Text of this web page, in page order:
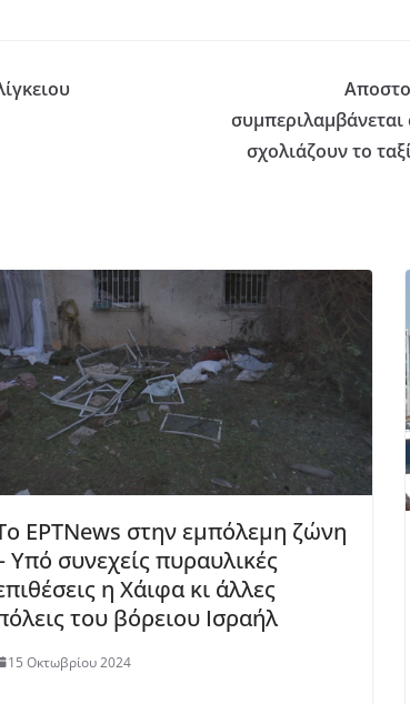
σχολιάζουν το
ΕΡΤΝews στην εμπόλεμη ζώνη
Υπό συνεχείς πυραυλικές
η Χάιφα κι άλλες
του βόρειου Ισραήλ
15 Οκτωβρίου 2024